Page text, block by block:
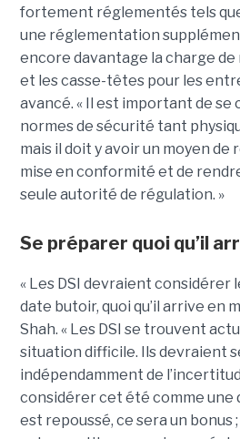
fortement réglementés tels
une réglementation
encore davantage la charge
et les casse-têtes pour les
avancé. « Il est important de se
normes de sécurité tant
mais il doit y avoir un moyen de
mise en conformité et de
seule autorité de régulation. »
Se préparer quoi qu’il
« Les DSI devraient considérer
date butoir, quoi qu’il arrive en
Shah. « Les DSI se trouvent
situation difficile. Ils devraient
indépendamment de
considérer cet été comme une
est repoussé, ce sera un bonus